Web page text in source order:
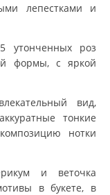
лепестками и
утонченных роз
формы, с яркой
вид,
тонкие
нотки
и веточка
в букете, в